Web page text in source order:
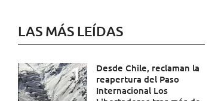
LAS MÁS LEÍDAS
Desde Chile, reclaman la
reapertura del Paso
Internacional Los